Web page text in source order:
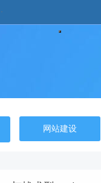
网站建设